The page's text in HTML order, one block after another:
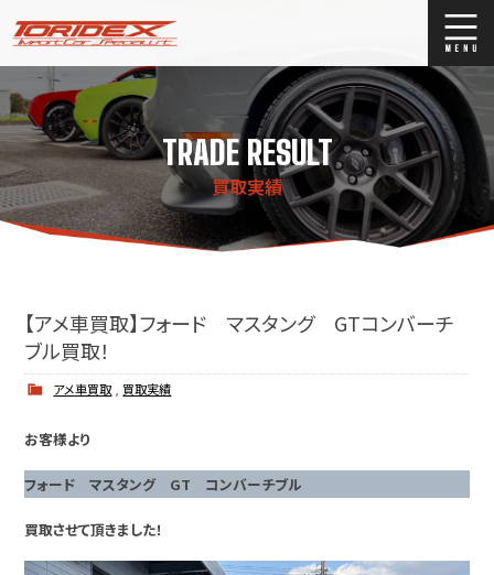
ブログ
Stock list
ストックリスト
買取
TRADE RESULT
買取実績
【アメ車買取】フォード マスタング GTコンバーチ
ブル買取！
アメ車買取 買取実績
お客様より
フォード マスタング GT コンバーチブル
買取させて頂きました！